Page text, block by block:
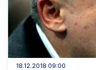
18.12.2018 09:00